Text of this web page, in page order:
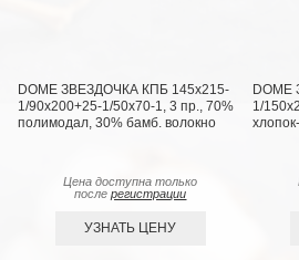
DOME ЗВЕЗДОЧКА КПБ 145х215-
1/90х200+25-1/50х70-1, 3 пр., 70%
полимодал, 30% бамб. волокно
Цена доступна только
послерегистрации
УЗНАТЬ ЦЕНУ
1/